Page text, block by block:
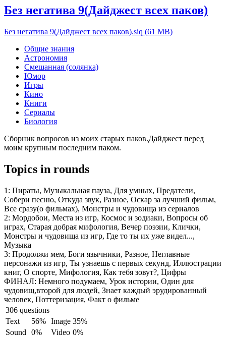
Без негатива 9(Дайджест всех паков)
Без негатива 9(Дайджест всех паков).siq (61 MB)
Общие знания
Астрономия
Смешанная (солянка)
Юмор
Игры
Кино
Книги
Сериалы
Биология
Сборник вопросов из моих старых паков.Дайджест перед
моим крупным последним паком.
Topics in rounds
1: Пираты, Музыкальная пауза, Для умных, Предатели,
Собери песню, Откуда звук, Разное, Оскар за лучший фильм,
Все сразу(о фильмах), Монстры и чудовища из сериалов
2: Мордобои, Места из игр, Космос и зодиаки, Вопросы об
играх, Старая добрая мифология, Вечер поэзии, Клички,
Монстры и чудовища из игр, Где то ты их уже видел...,
Музыка
3: Продолжи мем, Боги язычники, Разное, Неглавные
персонажи из игр, Ты узнаешь с первых секунд, Иллюстрации
книг, О спорте, Мифология, Как тебя зовут?, Цифры
ФИНАЛ: Немного подумаем, Урок истории, Один для
чудовищ,второй для людей, Знает каждый эрудированный
человек, Поттеризация, Факт о фильме
306 questions
Text
56% Image 35%
Sound
0% Video 0%